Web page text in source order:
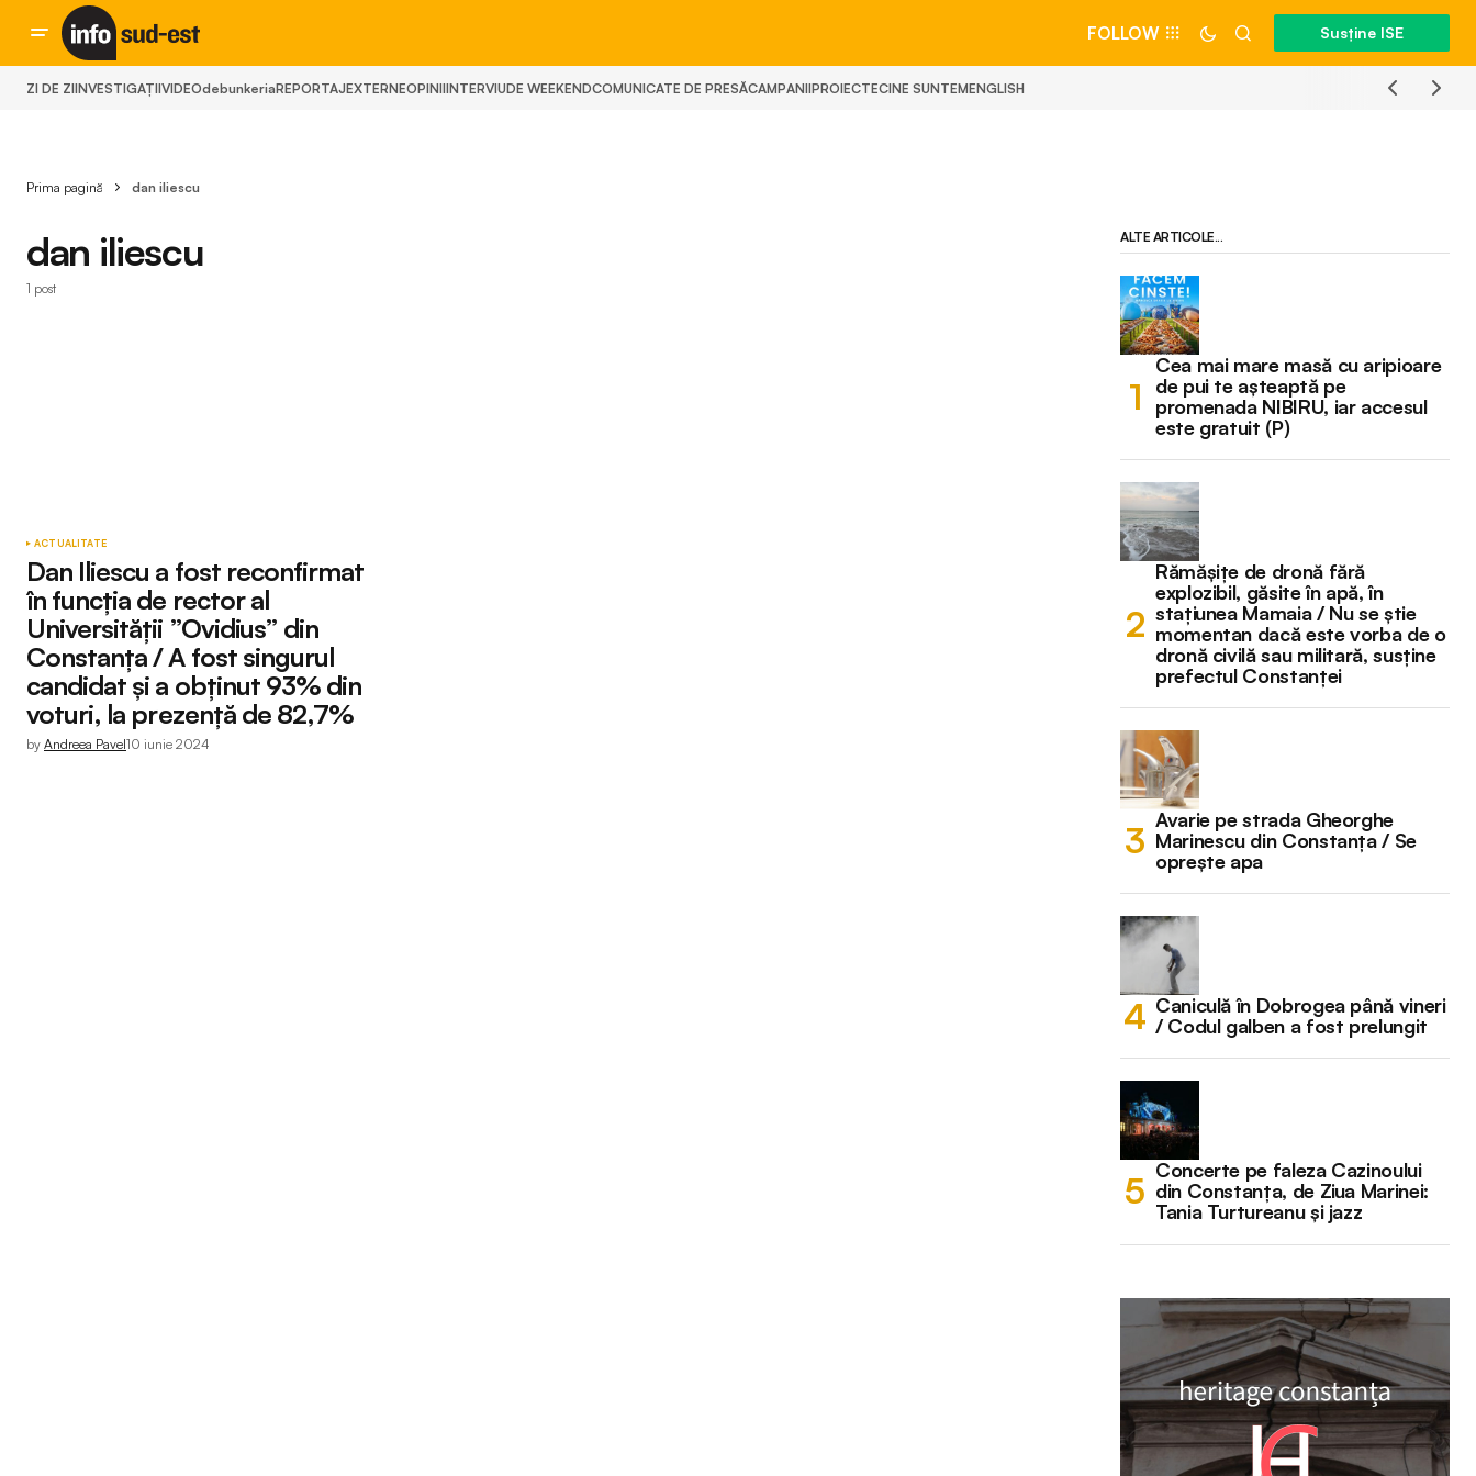
FOLLOW Susține ISE
ZI DE ZIINVESTIGAȚIIVIDEOdebunkeriaREPORTAJEXTERNEOPINIIINTERVIUDE WEEKENDCOMUNICATE DE PRESĂCAMPANIIPROIECTECINE SUNTEMENGLISH
Prima pagină dan iliescu
dan iliescu
1 post
ACTUALITATE
Dan Iliescu a fost reconfirmat
în funcția de rector al
Universității ”Ovidius” din
Constanța / A fost singurul
candidat și a obținut 93% din
voturi, la prezență de 82,7%
by Andreea Pavel10 iunie 2024
ALTE ARTICOLE...
Cea mai mare masă cu aripioare
de pui te așteaptă pe
promenada NIBIRU, iar accesul
este gratuit (P)
Rămășițe de dronă fără
explozibil, găsite în apă, în
stațiunea Mamaia / Nu se știe
momentan dacă este vorba de o
dronă civilă sau militară, susține
prefectul Constanței
Avarie pe strada Gheorghe
Marinescu din Constanța / Se
oprește apa
Caniculă în Dobrogea până vineri
/ Codul galben a fost prelungit
Concerte pe faleza Cazinoului
din Constanța, de Ziua Marinei:
Tania Turtureanu și jazz